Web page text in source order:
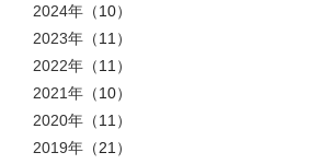
2024年 （10）
2023年 （11）
2022年 （11）
2021年 （10）
2020年 （11）
2019年 （21）